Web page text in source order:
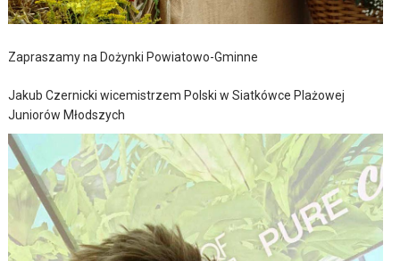
Zapraszamy na Dożynki Powiatowo-Gminne
Jakub Czernicki wicemistrzem Polski w Siatkówce Plażowej
Juniorów Młodszych